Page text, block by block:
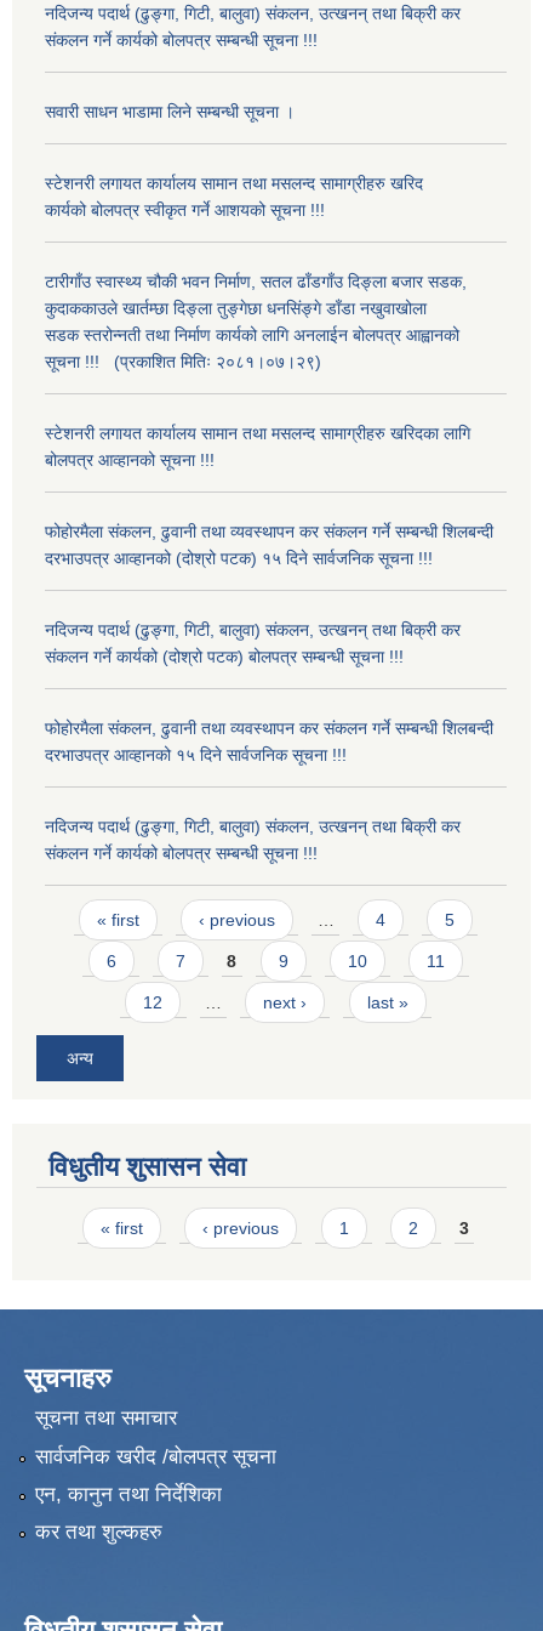
नदिजन्य पदार्थ (ढुङ्गा, गिटी, बालुवा) संकलन, उत्खनन् तथा बिक्री कर
संकलन गर्ने कार्यको बोलपत्र सम्बन्धी सूचना !!!
सवारी साधन भाडामा लिने सम्बन्धी सूचना ।
स्टेशनरी लगायत कार्यालय सामान तथा मसलन्द सामाग्रीहरु खरिद
कार्यको बोलपत्र स्वीकृत गर्ने आशयको सूचना !!!
टारीगाँउ स्वास्थ्य चौकी भवन निर्माण, सतल ढाँडगाँउ दिङ्ला बजार सडक,
कुदाककाउले खार्तम्छा दिङ्ला तुङ्गेछा धनसिंङ्गे डाँडा नखुवाखोला
सडक स्तरोन्नती तथा निर्माण कार्यको लागि अनलाईन बोलपत्र आह्वानको
सूचना !!! (प्रकाशित मितिः २०८१।०७।२९)
स्टेशनरी लगायत कार्यालय सामान तथा मसलन्द सामाग्रीहरु खरिदका लागि
बोलपत्र आव्हानको सूचना !!!
फोहोरमैला संकलन, ढुवानी तथा व्यवस्थापन कर संकलन गर्ने सम्बन्धी शिलबन्दी
दरभाउपत्र आव्हानको (दोश्रो पटक) १५ दिने सार्वजनिक सूचना !!!
नदिजन्य पदार्थ (ढुङ्गा, गिटी, बालुवा) संकलन, उत्खनन् तथा बिक्री कर
संकलन गर्ने कार्यको (दोश्रो पटक) बोलपत्र सम्बन्धी सूचना !!!
फोहोरमैला संकलन, ढुवानी तथा व्यवस्थापन कर संकलन गर्ने सम्बन्धी शिलबन्दी
दरभाउपत्र आव्हानको १५ दिने सार्वजनिक सूचना !!!
नदिजन्य पदार्थ (ढुङ्गा, गिटी, बालुवा) संकलन, उत्खनन् तथा बिक्री कर
संकलन गर्ने कार्यको बोलपत्र सम्बन्धी सूचना !!!
Pages
« first ‹ previous 4 5
6 7 8 9 10 11
12 next › last »
अन्य
विधुतीय शुसासन सेवा
Pages
« first ‹ previous 1 2 3
सूचनाहरु
सूचना तथा समाचार
सार्वजनिक खरीद /बोलपत्र सूचना
एन, कानुन तथा निर्देशिका
कर तथा शुल्कहरु